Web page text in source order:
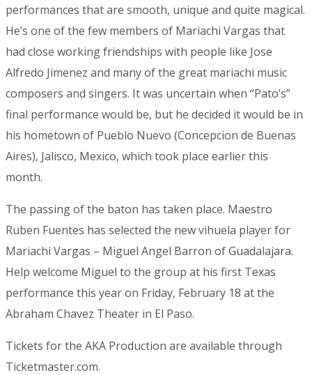
performances that are smooth, unique and quite magical.
He’s one of the few members of Mariachi Vargas that
had close working friendships with people like Jose
Alfredo Jimenez and many of the great mariachi music
composers and singers. It was uncertain when “Pato’s”
final performance would be, but he decided it would be in
his hometown of Pueblo Nuevo (Concepcion de Buenas
Aires), Jalisco, Mexico, which took place earlier this
month.
The passing of the baton has taken place. Maestro
Ruben Fuentes has selected the new vihuela player for
Mariachi Vargas – Miguel Angel Barron of Guadalajara.
Help welcome Miguel to the group at his first Texas
performance this year on Friday, February 18 at the
Abraham Chavez Theater in El Paso.
Tickets for the AKA Production are available through
Ticketmaster.com.